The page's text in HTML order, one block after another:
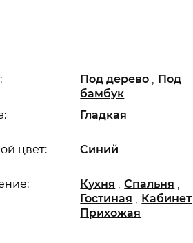
цвет: Синий
Под дерево , Под
бамбук
Кухня ,Спальня ,
Гостиная , Кабинет
Прихожая
Гладкая